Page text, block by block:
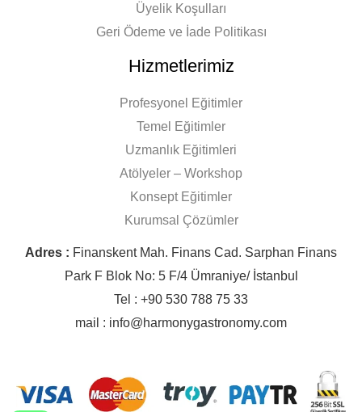
Üyelik Koşulları
Geri Ödeme ve İade Politikası
Hizmetlerimiz
Profesyonel Eğitimler
Temel Eğitimler
Uzmanlık Eğitimleri
Atölyeler – Workshop
Konsept Eğitimler
Kurumsal Çözümler
Adres : Finanskent Mah. Finans Cad. Sarphan Finans
Park F Blok No: 5 F/4 Ümraniye/ İstanbul
Tel : +90 530 788 75 33
mail : info@harmonygastronomy.com